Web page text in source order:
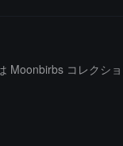
Moonbirbs コレクシ